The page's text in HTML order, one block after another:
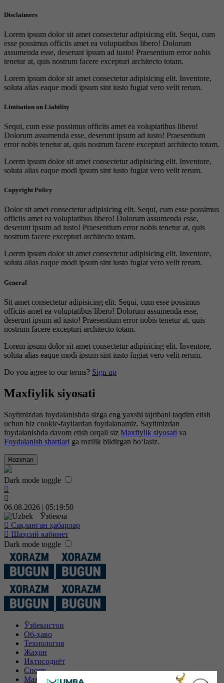
Disclaimers
Lorem ipsum dolor sit amet consectetur adipisicing elit. Sequi, cum
esse possimus officiis amet ea voluptatibus libero! Dolorum
assumenda esse, deserunt ipsum ad iusto! Praesentium error nobis
tenetur at, quis nostrum facere excepturi architecto totam.
Lorem ipsum dolor sit amet consectetur adipisicing elit. Inventore,
soluta alias eaque modi ipsum sint iusto fugiat vero velit rerum.
Limitation on Liability
Sequi, cum esse possimus officiis amet ea voluptatibus libero!
Dolorum assumenda esse, deserunt ipsum ad iusto! Praesentium
error nobis tenetur at, quis nostrum facere excepturi architecto totam.
Lorem ipsum dolor sit amet consectetur adipisicing elit. Inventore,
soluta alias eaque modi ipsum sint iusto fugiat vero velit rerum.
Copyright Policy
Dolor sit amet consectetur adipisicing elit. Sequi, cum esse possimus
officiis amet ea voluptatibus libero! Dolorum assumenda esse,
deserunt ipsum ad iusto! Praesentium error nobis tenetur at, quis
nostrum facere excepturi architecto totam.
Lorem ipsum dolor sit amet consectetur adipisicing elit. Inventore,
soluta alias eaque modi ipsum sint iusto fugiat vero velit rerum.
General
Sit amet consectetur adipisicing elit. Sequi, cum esse possimus
officiis amet ea voluptatibus libero! Dolorum assumenda esse,
deserunt ipsum ad iusto! Praesentium error nobis tenetur at, quis
nostrum facere excepturi architecto totam.
Lorem ipsum dolor sit amet consectetur adipisicing elit. Inventore,
soluta alias eaque modi ipsum sint iusto fugiat vero velit rerum.
Do you agree to our terms? Sign up
Maxfiylik siyosati
Saytimizdan foydalanishda sizga eng yaxshi tajribani taqdim etish
uchun biz cookie-fayllardan foydalanamiz. Saytimizdan
foydalanishda davom etish orqali siz Maxfiylik siyosati va
Foydalanish shartlari ga rozilik bildirgan bo‘lasiz.
Roziman
Dark mode toggle
06.08.2026 | 05:19:50
Ўзбекча
Сақланган ҳабарлар
Шаҳсий кабинет
Dark mode toggle
Ўзбекистон
Об-ҳаво
Технология
Жаҳон
Иқтисодиёт
Спорт
Маҳаллий